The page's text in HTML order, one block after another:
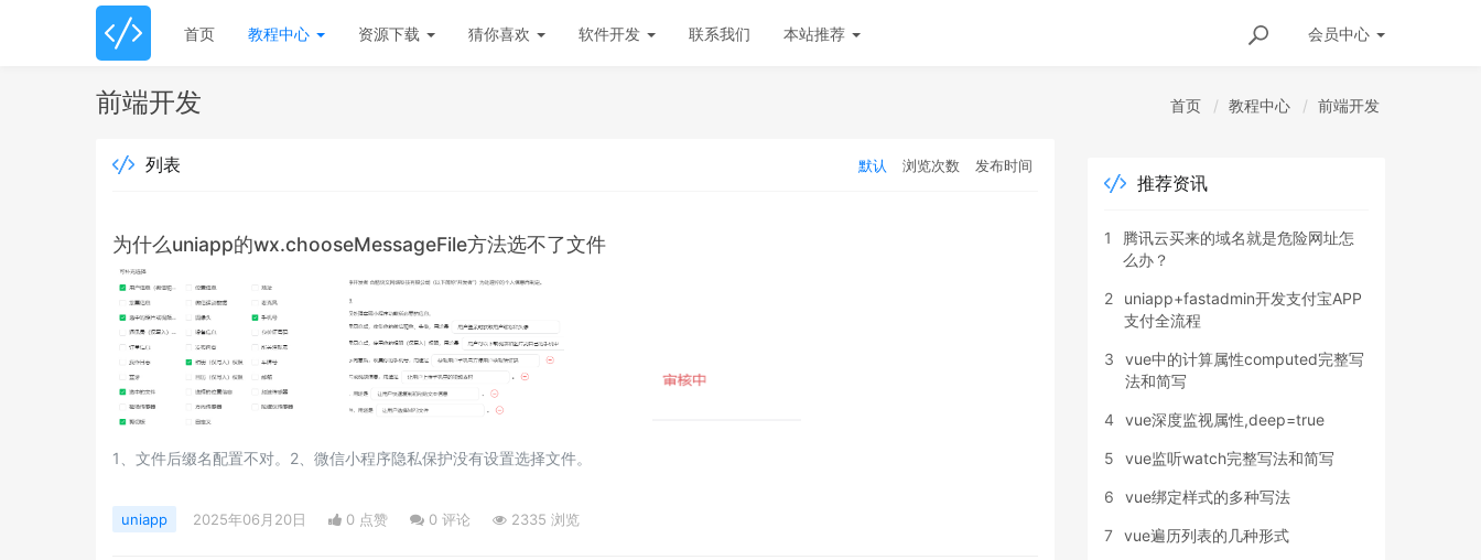
首页 教程中心 资源下载 猜你喜欢 软件开发 联系我们 本站推荐 会员中心
前端开发 首页 教程中心 前端开发
列表 默认 浏览次数 发布时间
为什么uniapp的wx.chooseMessageFile方法选不了文件
1、文件后缀名配置不对。2、微信小程序隐私保护没有设置选择文件。
uniapp 2025年06月20日 0 点赞 0 评论 2335 浏览
推荐资讯
1
腾讯云买来的域名就是危险网址怎
么办？
2
uniapp+fastadmin开发支付宝APP
支付全流程
3
vue中的计算属性computed完整写
法和简写
4 vue深度监视属性,deep=true
5 vue监听watch完整写法和简写
6 vue绑定样式的多种写法
7 vue遍历列表的几种形式